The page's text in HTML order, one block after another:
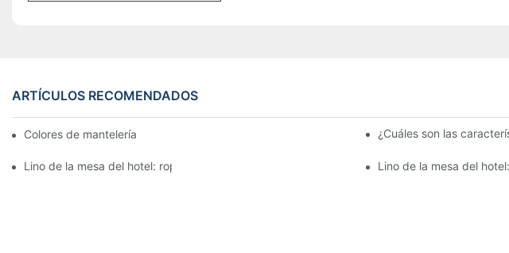
ARTÍCULOS RECOMENDADOS
Colores de mantelería para recepción nupcial ¿Cuáles son las
Lino de la mesa del hotel: ropa de mesa hermosa y elegante para hotelesLino de la mesa del